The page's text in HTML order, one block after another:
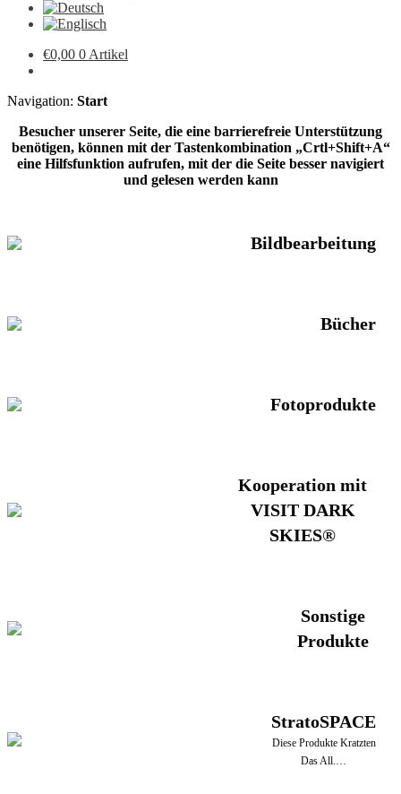
€0,00 0 Artikel
Navigation: Start
Besucher unserer Seite, die eine barrierefreie Unterstützung
benötigen, können mit der Tastenkombination „Crtl+Shift+A“
eine Hilfsfunktion aufrufen, mit der die Seite besser navigiert
und gelesen werden kann
Bildbearbeitung
Bücher
Fotoprodukte
Kooperation mit
VISIT DARK
SKIES®
Sonstige
Produkte
StratoSPACE
Diese Produkte Kratzten
Das All.…